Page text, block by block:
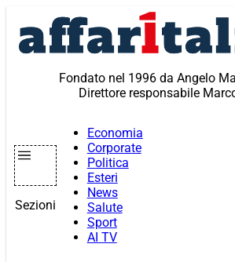
contenuto
Fondato nel 1996 da Angelo
Direttore responsabile
Sezioni
Economia
Corporate
Politica
Esteri
News
Salute
Sport
AI TV